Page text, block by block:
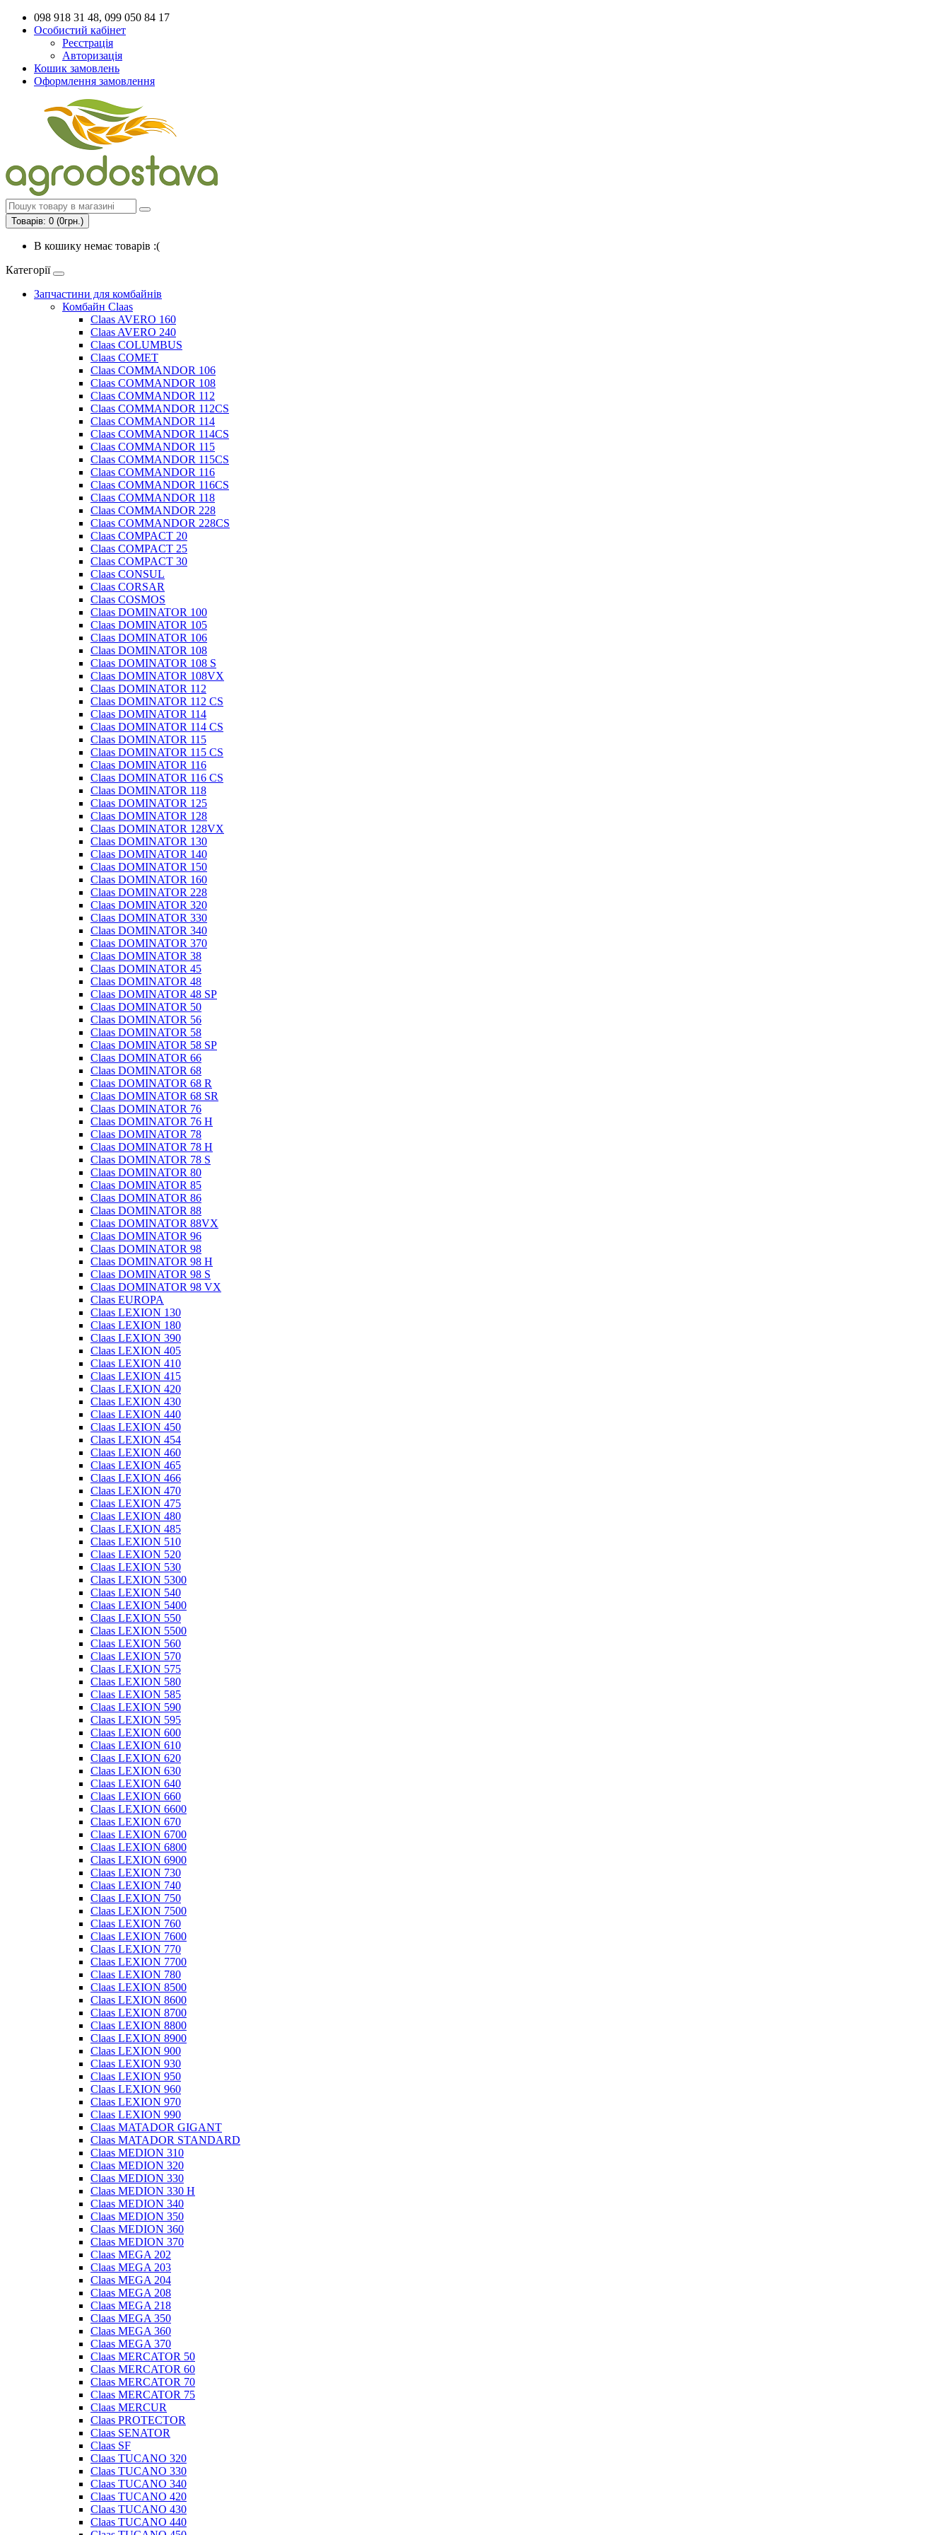
098 918 31 48, 099 050 84 17
Особистий кабінет
Реєстрація
Авторизація
Кошик замовлень
Оформлення замовлення
Товарів: 0 (0грн.)
В кошику немає товарів :(
Категорії
Запчастини для комбайнів
Комбайн Claas
Claas AVERO 160
Claas AVERO 240
Claas COLUMBUS
Claas COMET
Claas COMMANDOR 106
Claas COMMANDOR 108
Claas COMMANDOR 112
Claas COMMANDOR 112CS
Claas COMMANDOR 114
Claas COMMANDOR 114CS
Claas COMMANDOR 115
Claas COMMANDOR 115CS
Claas COMMANDOR 116
Claas COMMANDOR 116CS
Claas COMMANDOR 118
Claas COMMANDOR 228
Claas COMMANDOR 228CS
Claas COMPACT 20
Claas COMPACT 25
Claas COMPACT 30
Claas CONSUL
Claas CORSAR
Claas COSMOS
Claas DOMINATOR 100
Claas DOMINATOR 105
Claas DOMINATOR 106
Claas DOMINATOR 108
Claas DOMINATOR 108 S
Claas DOMINATOR 108VX
Claas DOMINATOR 112
Claas DOMINATOR 112 CS
Claas DOMINATOR 114
Claas DOMINATOR 114 CS
Claas DOMINATOR 115
Claas DOMINATOR 115 CS
Claas DOMINATOR 116
Claas DOMINATOR 116 CS
Claas DOMINATOR 118
Claas DOMINATOR 125
Claas DOMINATOR 128
Claas DOMINATOR 128VX
Claas DOMINATOR 130
Claas DOMINATOR 140
Claas DOMINATOR 150
Claas DOMINATOR 160
Claas DOMINATOR 228
Claas DOMINATOR 320
Claas DOMINATOR 330
Claas DOMINATOR 340
Claas DOMINATOR 370
Claas DOMINATOR 38
Claas DOMINATOR 45
Claas DOMINATOR 48
Claas DOMINATOR 48 SP
Claas DOMINATOR 50
Claas DOMINATOR 56
Claas DOMINATOR 58
Claas DOMINATOR 58 SP
Claas DOMINATOR 66
Claas DOMINATOR 68
Claas DOMINATOR 68 R
Claas DOMINATOR 68 SR
Claas DOMINATOR 76
Claas DOMINATOR 76 H
Claas DOMINATOR 78
Claas DOMINATOR 78 H
Claas DOMINATOR 78 S
Claas DOMINATOR 80
Claas DOMINATOR 85
Claas DOMINATOR 86
Claas DOMINATOR 88
Claas DOMINATOR 88VX
Claas DOMINATOR 96
Claas DOMINATOR 98
Claas DOMINATOR 98 H
Claas DOMINATOR 98 S
Claas DOMINATOR 98 VX
Claas EUROPA
Claas LEXION 130
Claas LEXION 180
Claas LEXION 390
Claas LEXION 405
Claas LEXION 410
Claas LEXION 415
Claas LEXION 420
Claas LEXION 430
Claas LEXION 440
Claas LEXION 450
Claas LEXION 454
Claas LEXION 460
Claas LEXION 465
Claas LEXION 466
Claas LEXION 470
Claas LEXION 475
Claas LEXION 480
Claas LEXION 485
Claas LEXION 510
Claas LEXION 520
Claas LEXION 530
Claas LEXION 5300
Claas LEXION 540
Claas LEXION 5400
Claas LEXION 550
Claas LEXION 5500
Claas LEXION 560
Claas LEXION 570
Claas LEXION 575
Claas LEXION 580
Claas LEXION 585
Claas LEXION 590
Claas LEXION 595
Claas LEXION 600
Claas LEXION 610
Claas LEXION 620
Claas LEXION 630
Claas LEXION 640
Claas LEXION 660
Claas LEXION 6600
Claas LEXION 670
Claas LEXION 6700
Claas LEXION 6800
Claas LEXION 6900
Claas LEXION 730
Claas LEXION 740
Claas LEXION 750
Claas LEXION 7500
Claas LEXION 760
Claas LEXION 7600
Claas LEXION 770
Claas LEXION 7700
Claas LEXION 780
Claas LEXION 8500
Claas LEXION 8600
Claas LEXION 8700
Claas LEXION 8800
Claas LEXION 8900
Claas LEXION 900
Claas LEXION 930
Claas LEXION 950
Claas LEXION 960
Claas LEXION 970
Claas LEXION 990
Claas MATADOR GIGANT
Claas MATADOR STANDARD
Claas MEDION 310
Claas MEDION 320
Claas MEDION 330
Claas MEDION 330 H
Claas MEDION 340
Claas MEDION 350
Claas MEDION 360
Claas MEDION 370
Claas MEGA 202
Claas MEGA 203
Claas MEGA 204
Claas MEGA 208
Claas MEGA 218
Claas MEGA 350
Claas MEGA 360
Claas MEGA 370
Claas MERCATOR 50
Claas MERCATOR 60
Claas MERCATOR 70
Claas MERCATOR 75
Claas MERCUR
Claas PROTECTOR
Claas SENATOR
Claas SF
Claas TUCANO 320
Claas TUCANO 330
Claas TUCANO 340
Claas TUCANO 420
Claas TUCANO 430
Claas TUCANO 440